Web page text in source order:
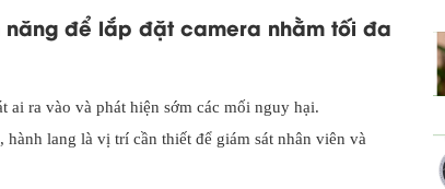
năng để lắp đặt camera nhằm tối đa
ai ra vào và phát hiện sớm các mối nguy hại.
lang là vị trí cần thiết để giám sát nhân viên và